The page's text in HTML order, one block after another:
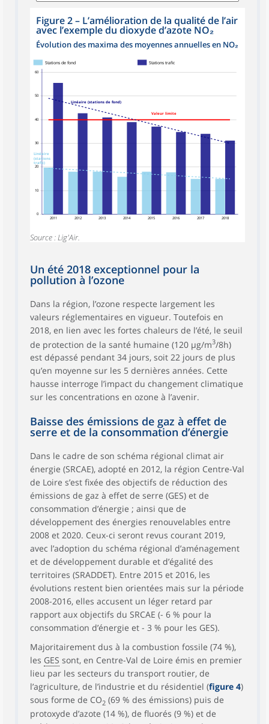
Figure 2– L’amélioration de la qualité de l’air
avec l’exemple du dioxyde d’azote NO₂
Évolution des maxima des moyennes annuelles en NO₂
0
10
20
30
40
50
60
2011 2012 2013 2014 2015 2016 2017 2018
Stations de fond Stations trafic
Valeur limite
Linéaire (stations de fond)
Linéaire
(stations
trafic)
Source : Lig'Air.
Un été 2018 exceptionnel pour la
pollution à l’ozone
Dans la région, l’ozone respecte largement les
valeurs réglementaires en vigueur. Toutefois en
2018, en lien avec les fortes chaleurs de l’été, le seuil
de protection de la santé humaine (120 µg/m3/8h)
est dépassé pendant 34 jours, soit 22 jours de plus
qu’en moyenne sur les 5 dernières années. Cette
hausse interroge l’impact du changement climatique
sur les concentrations en ozone à l’avenir.
Baisse des émissions de gaz à effet de
serre et de la consommation d’énergie
Dans le cadre de son schéma régional climat air
énergie (SRCAE), adopté en 2012, la région Centre-Val
de Loire s’est fixée des objectifs de réduction des
émissions de gaz à effet de serre (GES) et de
consommation d’énergie ; ainsi que de
développement des énergies renouvelables entre
2008 et 2020. Ceux-ci seront revus courant 2019,
avec l’adoption du schéma régional d’aménagement
et de développement durable et d’égalité des
territoires (SRADDET). Entre 2015 et 2016, les
évolutions restent bien orientées mais sur la période
2008-2016, elles accusent un léger retard par
rapport aux objectifs du SRCAE (- 6 % pour la
consommation d’énergie et - 3 % pour les GES).
Majoritairement dus à la combustion fossile (74 %),
les GES sont, en Centre-Val de Loire émis en premier
lieu par les secteurs du transport routier, de
l’agriculture, de l’industrie et du résidentiel (figure 4)
sous forme de CO2 (69 % des émissions) puis de
protoxyde d’azote (14 %), de fluorés (9 %) et de